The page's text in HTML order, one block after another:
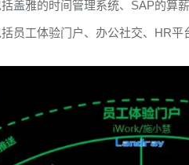
盖雅的时间管理系统、SAP的算
员工体验门户、办公社交、HR平